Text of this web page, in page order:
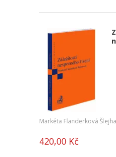
Markéta Flanderková
420,00 Kč